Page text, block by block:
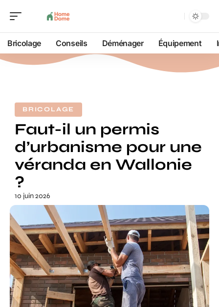
Bricolage Conseils Déménager Équipement
BRICOLAGE
Faut-il un permis
d’urbanisme pour une
véranda en Wallonie
?
10 juin 2026